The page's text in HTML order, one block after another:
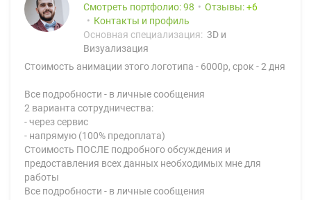
Смотреть портфолио: 98 Отзывы:
6
Контакты и профиль
Основная специализация: 3D и
Визуализация
Стоимость анимации этого логотипа - 6000р, срок - 2 дня
Все подробности - в личные сообщения
2 варианта сотрудничества:
- через сервис
- напрямую (100% предоплата)
Стоимость ПОСЛЕ подробного обсуждения и
предоставления всех данных необходимых мне для
работы
Все подробности - в личные сообщения